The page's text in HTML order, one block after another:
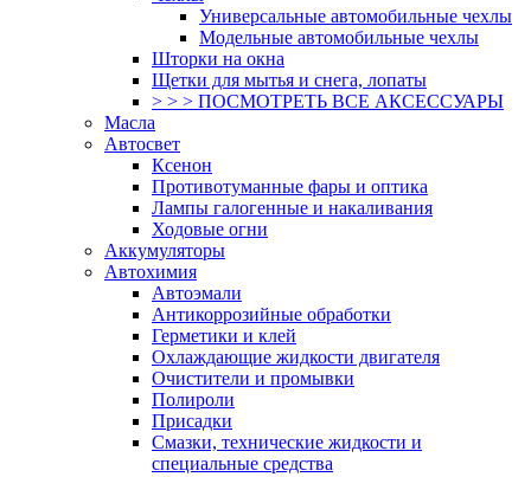
Универсальные автомобильные чехлы
Модельные автомобильные чехлы
Шторки на окна
Щетки для мытья и снега, лопаты
> > > ПОСМОТРЕТЬ ВСЕ АКСЕССУАРЫ
Масла
Автосвет
Ксенон
Противотуманные фары и оптика
Лампы галогенные и накаливания
Ходовые огни
Аккумуляторы
Автохимия
Автоэмали
Антикоррозийные обработки
Герметики и клей
Охлаждающие жидкости двигателя
Очистители и промывки
Полироли
Присадки
Смазки, технические жидкости и
специальные средства